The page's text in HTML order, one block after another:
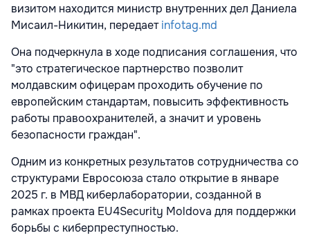
визитом находится министр внутренних дел Даниела
Мисаил-Никитин, передаетinfotag.md
Она подчеркнула в ходе подписания соглашения, что
"это стратегическое партнерство позволит
молдавским офицерам проходить обучение по
европейским стандартам, повысить эффективность
работы правоохранителей, а значит и уровень
безопасности граждан".
Одним из конкретных результатов сотрудничества со
структурами Евросоюза стало открытие в январе
2025 г. в МВД киберлаборатории, созданной в
рамках проекта EU4Security Moldova для поддержки
борьбы с киберпреступностью.